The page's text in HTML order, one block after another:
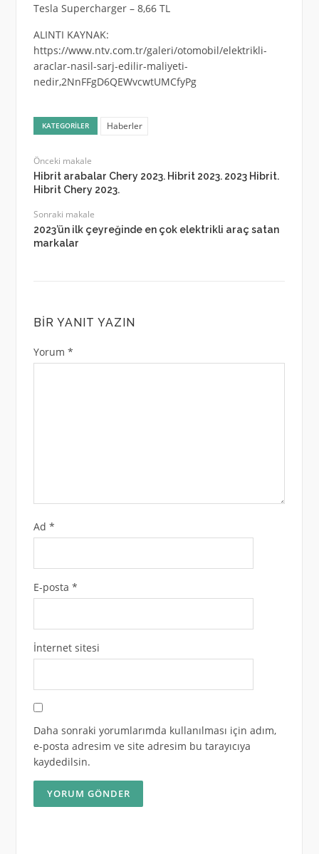
Tesla Supercharger – 8,66 TL
ALINTI KAYNAK:
https://www.ntv.com.tr/galeri/otomobil/elektrikli-
araclar-nasil-sarj-edilir-maliyeti-
nedir,2NnFFgD6QEWvcwtUMCfyPg
KATEGORILER Haberler
Önceki makale
Hibrit arabalar Chery 2023. Hibrit 2023. 2023 Hibrit.
Hibrit Chery 2023.
Sonraki makale
2023’ün ilk çeyreğinde en çok elektrikli araç satan
markalar
BIR YANIT YAZIN
Yorum *
Ad *
E-posta *
İnternet sitesi
Daha sonraki yorumlarımda kullanılması için adım,
e-posta adresim ve site adresim bu tarayıcıya
kaydedilsin.